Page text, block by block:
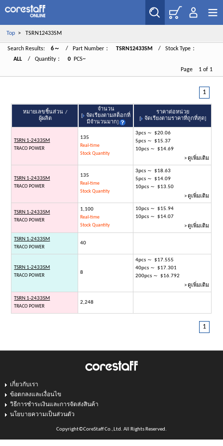
Top> TSRN12433SM
Search Results: 6～ / Part Number： TSRN12433SM
/ Stock Type：
ALL
/ Quantity： 0
PCS~
Page 1 of 1
1
หมายเลขชิ้นส่วน /
ผู้ผลิต
จำนวน
[
จัดเรียงตามสต็อกที่
มีจำนวนมาก]
ราคาต่อหน่วย
[
จัดเรียงตามราคาที่ถูกที่สุด]
TSRN 1-2433SM
TRACO POWER
135
Real-time
Stock Quantity
3pcs ～ $20.06
5pcs ～ $15.37
10pcs ～ $14.69
> ดูเพิ่มเติม
TSRN 1-2433SM
TRACO POWER
135
Real-time
Stock Quantity
3pcs ～ $18.63
5pcs ～ $14.09
10pcs ～ $13.50
> ดูเพิ่มเติม
TSRN 1-2433SM
TRACO POWER
1,100
Real-time
Stock Quantity
10pcs ～ $15.94
10pcs ～ $14.07
> ดูเพิ่มเติม
TSRN 1-2433SM
TRACO POWER
40
TSRN 1-2433SM
TRACO POWER
8
4pcs ～ $17.555
40pcs ～ $17.301
200pcs ～ $16.792
> ดูเพิ่มเติม
TSRN 1-2433SM
TRACO POWER
2,248
1
เกี่ยวกับเรา
ข้อตกลงและเงื่อนไข
วิธีการชำระเงินและการจัดส่งสินค้า
นโยบายความเป็นส่วนตัว
Copyright©CoreStaff Co.,Ltd. All Rights Reserved.